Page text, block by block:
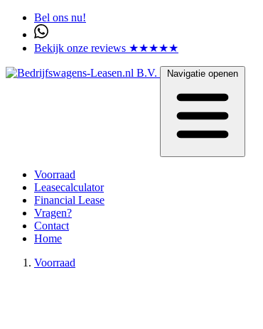
Bel ons nu!
Bekijk onze reviews ★★★★★
Navigatie openen
Voorraad
Leasecalculator
Financial Lease
Vragen?
Contact
Home
Voorraad